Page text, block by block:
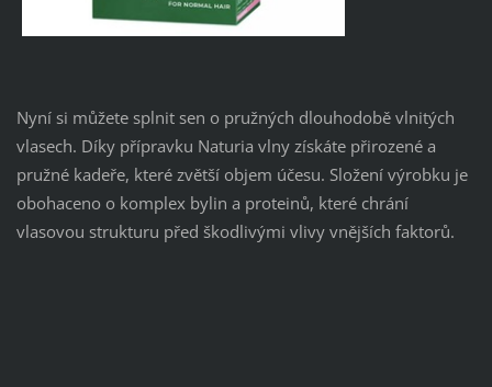
Nyní si můžete splnit sen o pružných dlouhodobě vlnitých
vlasech. Díky přípravku Naturia vlny získáte přirozené a
pružné kadeře, které zvětší objem účesu. Složení výrobku je
obohaceno o komplex bylin a proteinů, které chrání
vlasovou strukturu před škodlivými vlivy vnějších faktorů.